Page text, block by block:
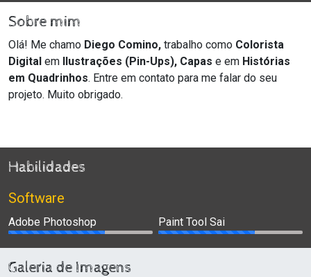
Sobre mim
Olá! Me chamo Diego Comino, trabalho como Colorista
Digital em Ilustrações (Pin-Ups), Capas e em Histórias
em Quadrinhos. Entre em contato para me falar do seu
projeto. Muito obrigado.
Galeria de Imagens
Habilidades
Software
Adobe Photoshop Paint Tool Sai